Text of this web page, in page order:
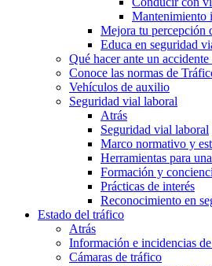
Mantenimiento
Mejora tu percepción
Educa en seguridad
Qué hacer ante un
Conoce las normas de
Vehículos de auxilio
Seguridad vial laboral
Atrás
Seguridad vial laboral
Marco normativo y
Herramientas para
Formación y
Prácticas de interés
Reconocimiento en
Estado del tráfico
Atrás
Información e incidencias
Cámaras de tráfico